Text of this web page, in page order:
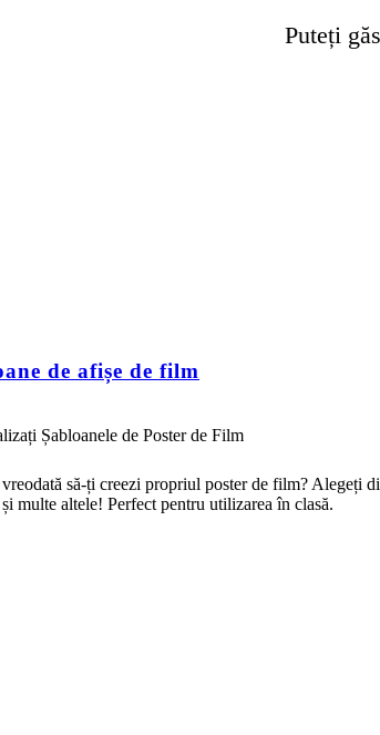
Puteți
de afișe de film
Șabloanele de Poster de Film
să-ți creezi propriul poster de film? Alegeți
multe altele! Perfect pentru utilizarea în clasă.